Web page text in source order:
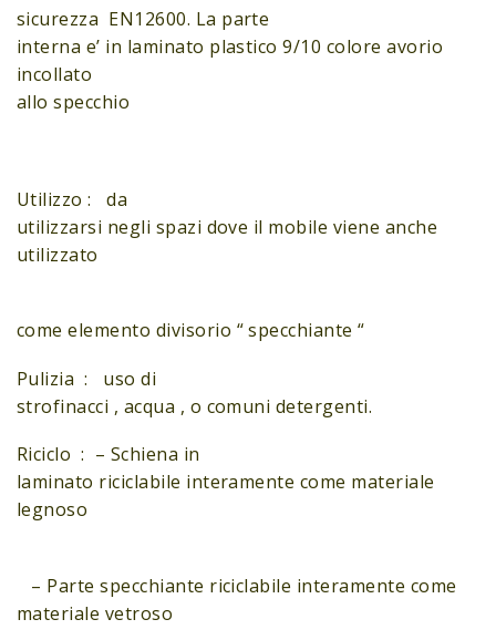
sicurezza EN12600. La parte
interna e’ in laminato plastico 9/10 colore avorio
incollato
allo specchio
Utilizzo : da
utilizzarsi negli spazi dove il mobile viene anche
utilizzato
come elemento divisorio “ specchiante “
Pulizia : uso di
strofinacci , acqua , o comuni detergenti.
Riciclo : – Schiena in
laminato riciclabile interamente come materiale
legnoso
– Parte specchiante riciclabile interamente come
materiale vetroso